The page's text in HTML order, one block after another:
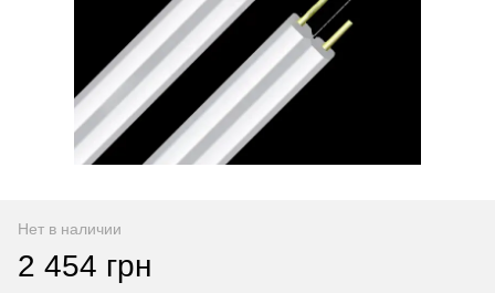
Нет в наличии
2 454 грн